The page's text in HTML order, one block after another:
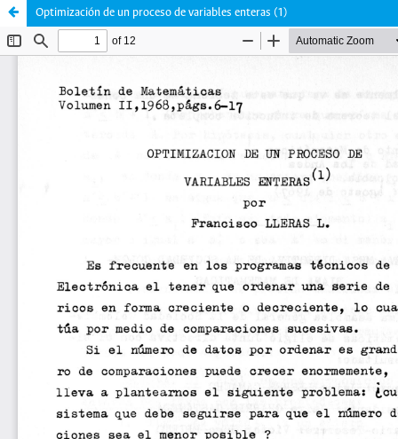
Optimización de un proceso de variables enteras (1)